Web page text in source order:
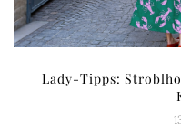
Lady-Tipps: